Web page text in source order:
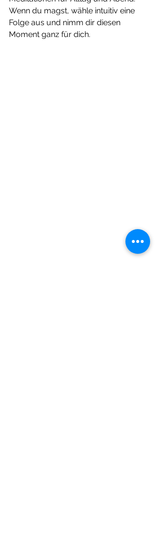
Wenn du magst, wähle intuitiv eine
Folge aus und nimm dir diesen
Moment ganz für dich.